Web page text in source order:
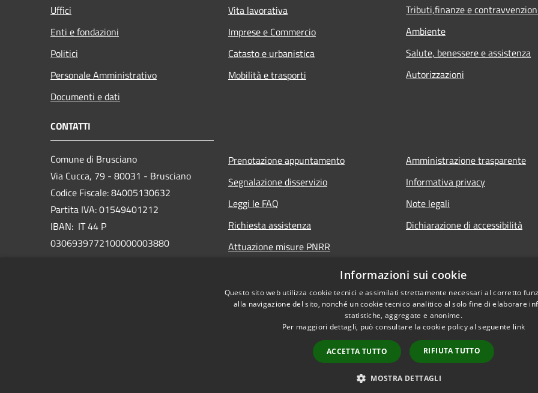
Uffici
Enti e fondazioni
Politici
Personale Amministrativo
Documenti e dati
Vita lavorativa
Imprese e Commercio
Catasto e urbanistica
Mobilità e trasporti
Tributi,finanze e
Ambiente
Salute, benessere e assistenza
Autorizzazioni
CONTATTI
Comune di Brusciano
Via Cucca, 79 - 80031 - Brusciano
Codice Fiscale: 84005130632
Partita IVA: 01549401212
IBAN: IT 44 P
0306939772100000003880
Prenotazione appuntamento
Segnalazione disservizio
Leggi le FAQ
Richiesta assistenza
Attuazione misure PNRR
Amministrazione trasparente
Informativa privacy
Note legali
Dichiarazione di accessibilità
Copyright © 2026 • Comune di
Informazioni sui cookie
Questo sito web utilizza cookie tecnici e assimilati strettamente necessari al corretto
alla navigazione del sito, nonché un cookie tecnico analitico al solo fine di elaborare
statistiche, aggregate e anonime.
Per maggiori dettagli, può consultare la cookie policy al seguente link
ACCETTA TUTTO RIFIUTA TUTTO
MOSTRA DETTAGLI